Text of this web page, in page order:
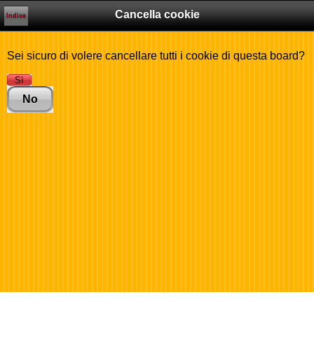
Cancella cookie
Indice
Sei sicuro di volere cancellare tutti i cookie di questa board?